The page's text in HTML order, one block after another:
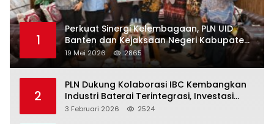
1
Perkuat Sinergi Kelembagaan, PLN UID
Banten dan Kejaksaan Negeri Kabupaten
Tangerang Kolaborasi Dukung Pelayanan
Publik
19 Mei 2026 2865
2
PLN Dukung Kolaborasi IBC Kembangkan
Industri Baterai Terintegrasi, Investasi
Capai USD 6 Miliar
3 Februari 2026 2524